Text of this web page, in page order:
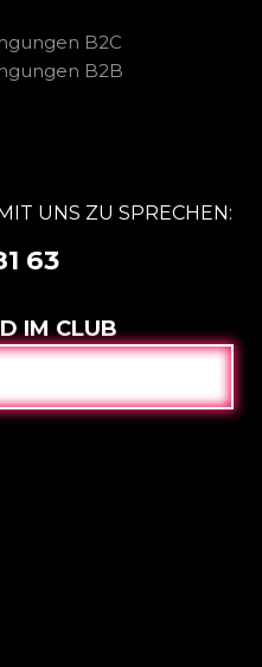
B2C
B2B
UNS ZU SPRECHEN:
63
IM CLUB